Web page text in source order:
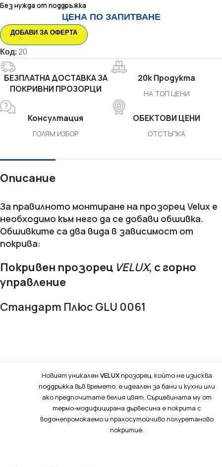
Без нужда от поддръжка
ЦЕНА ПО ЗАПИТВАНЕ
ДОБАВИ ЗА ОФЕРТА
Код:20
БЕЗПЛАТНА ДОСТАВКА ЗА
ПОКРИВНИ ПРОЗОРЦИ
20k Продукта
НА ТОП ЦЕНИ
Консултация
ГОЛЯМ ИЗБОР
ОБЕКТОВИ ЦЕНИ
ОТСТЪПКА
Описание
За правилното монтиране на прозорец Velux е
необходимо към него да се добави обшивка.
Обшивките са два вида в зависимост от
покрива:
Покривен прозорец VELUX, с горно
управление
Стандарт Плюс GLU 0061
Новият уникален VELUXпрозорец, който не изисква
поддръжка във времето, е идеален за бани и кухни или
ако предпочитате белия цвят. Сърцевината му от
термо-модифицирана дървесина е покрита с
водонепромокаемо и прахосутойчиво полуретаново
покритие.